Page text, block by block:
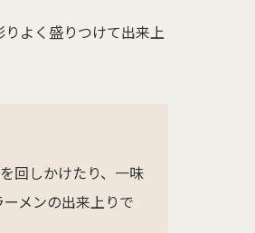
よく盛りつけて出来上
回しかけたり、一味
メンの出来上りで